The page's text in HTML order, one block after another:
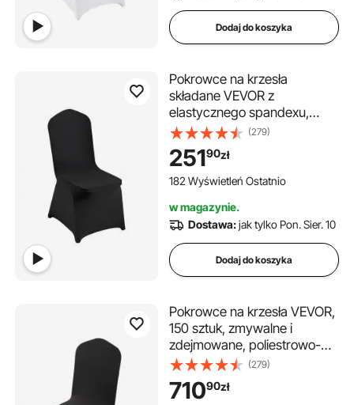
Dodaj do koszyka
Pokrowce na krzesła
składane VEVOR z
elastycznego spandexu,
uniwersalne, zdejmowane i
nadające się do prania, na
wesela, święta, imprezy,
uroczystości, do jadalni
czarne)
(279)
25190zł
182 Wyświetleń Ostatnio
w magazynie.
Dostawa:jak tylko Pon. Sier. 10
Dodaj do koszyka
Pokrowce na krzesła VEVOR,
150 sztuk, zmywalne i
zdejmowane, poliestrowo-
elastyczne pokrowce na
krzesła na wesela, bankiety,
do restauracji, pasujące do
(279)
71090zł